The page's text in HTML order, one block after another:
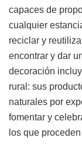
capaces de
cualquier
reciclar y
encontrar y dar
decoración
rural: sus
naturales por
fomentar y
los que